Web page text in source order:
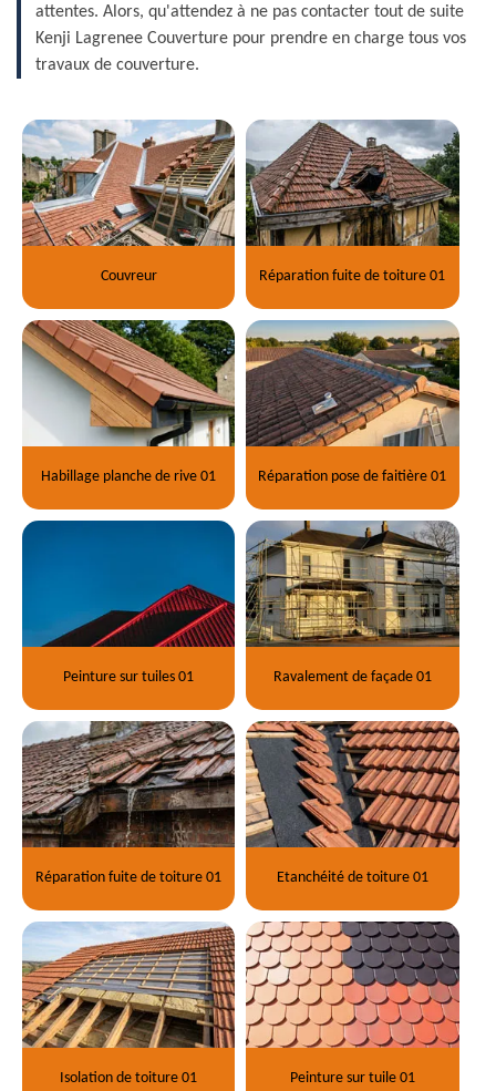
attentes. Alors, qu'attendez à ne pas contacter tout de suite
Kenji Lagrenee Couverture pour prendre en charge tous vos
travaux de couverture.
Couvreur Réparation fuite de toiture 01
Habillage planche de rive 01 Réparation pose de faitière 01
Peinture sur tuiles 01 Ravalement de façade 01
Réparation fuite de toiture 01 Etanchéité de toiture 01
Isolation de toiture 01 Peinture sur tuile 01